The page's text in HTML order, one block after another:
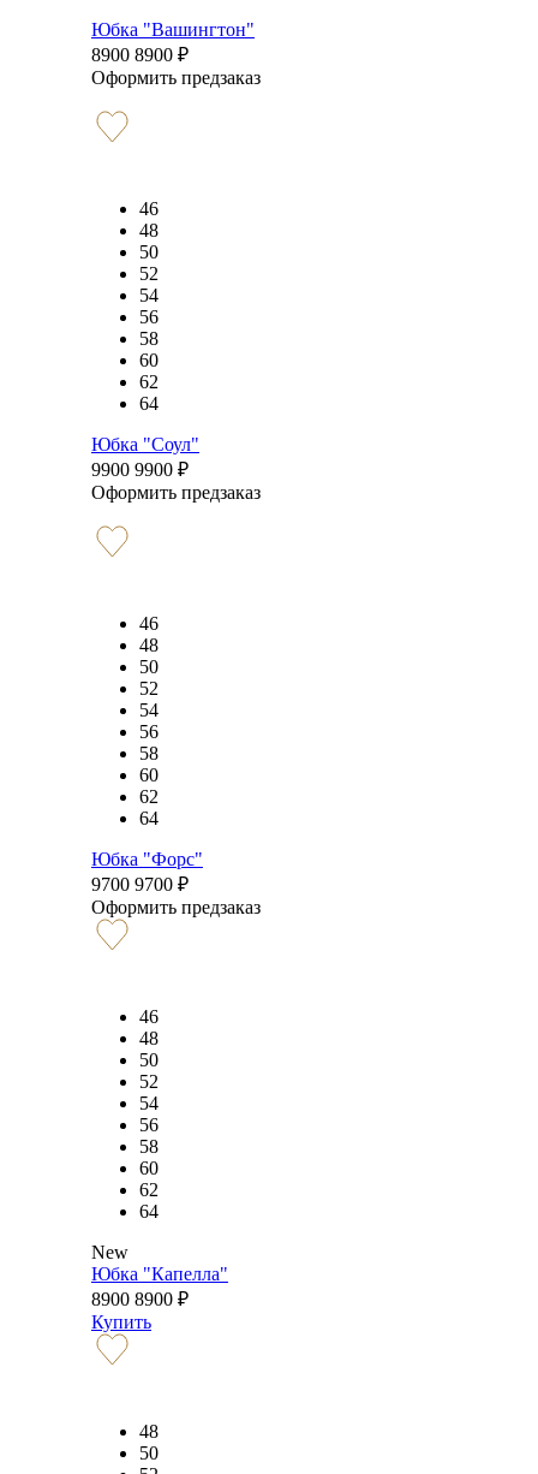
Юбка "Вашингтон"
8900 8900₽
Оформить предзаказ
46
48
50
52
54
56
58
60
62
64
Юбка "Соул"
9900 9900₽
Оформить предзаказ
46
48
50
52
54
56
58
60
62
64
Юбка "Форс"
9700 9700₽
Оформить предзаказ
46
48
50
52
54
56
58
60
62
64
New
Юбка "Капелла"
8900 8900₽
Купить
48
50